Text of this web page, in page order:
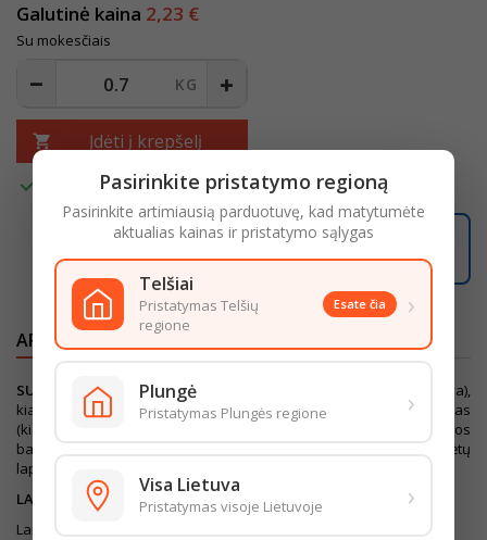
Galutinė kaina 2,23 €
Su mokesčiais
 Įdėti į krepšelį

13:01:37
LIKO ŠIANDIENAI
Užsisakę iki 16:00 pristatysime iki
APRAŠYMAS IŠSAMI PREKĖS INFORMACIJA
SUDEDAMOSIOS DALYS:PERLINĖS kruopos (kilmės vieta Lietuva),
kiaulienos odelės, kiaulienos lašiniai, ryžiai, hemoglobinas
(kiaulienos), valgomoji druska, bulvių krakmolas, kiaulienos pazmos
baltymai, dekstrozė, prieskonių ekstraktai, kvepiantieji pipirai, mėtų
lapeliai. Alergenai: MIEŽIŲ GLITIMAS.
LAIKYMO SĄLYGOS
Laikyti (0..- +6)°C temperatūroje.
Pasirinkite pristatymo regioną
Pasirinkite artimiausią parduotuvę, kad matytumėte
aktualias kainas ir pristatymo sąlygas
Telšiai
Pristatymas Telšių
regione
Esate čia ›
Plungė
Pristatymas Plungės regione ›
Visa Lietuva
Pristatymas visoje Lietuvoje ›